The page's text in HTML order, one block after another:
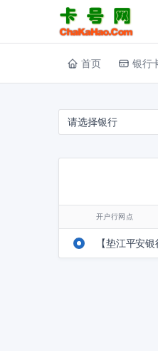
首页 银行
开户行网点
【垫江平安